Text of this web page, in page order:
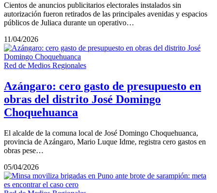
Cientos de anuncios publicitarios electorales instalados sin
autorización fueron retirados de las principales avenidas y espacios
públicos de Juliaca durante un operativo…
11/04/2026
Red de Medios Regionales
Azángaro: cero gasto de presupuesto en
obras del distrito José Domingo
Choquehuanca
El alcalde de la comuna local de José Domingo Choquehuanca,
provincia de Azángaro, Mario Luque Idme, registra cero gastos en
obras pese…
05/04/2026